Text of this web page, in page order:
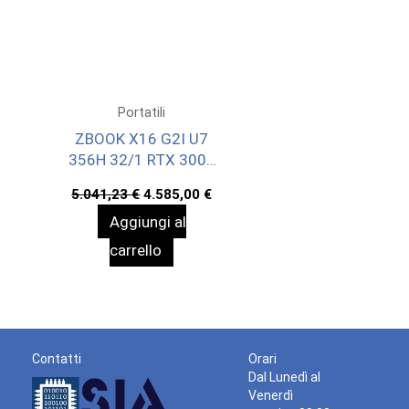
Portatili
ZBOOK X16 G2I U7
356H 32/1 RTX 3000
5.041,23€ Il
prezzo
originale
5.041,23 €.
4.585,00 €Il
prezzo
Aggiungi al
carrello
Contatti
Orari
Dal Lunedì al
Venerdì